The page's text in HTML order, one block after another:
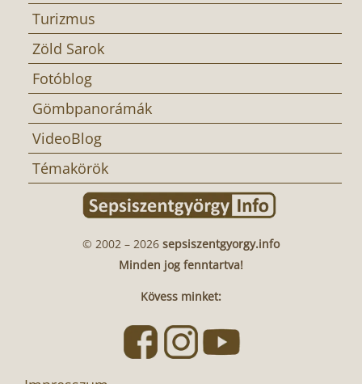
Turizmus
Zöld Sarok
Fotóblog
Gömbpanorámák
VideoBlog
Témakörök
© 2002 – 2026 sepsiszentgyorgy.info
Minden jog fenntartva!
Kövess minket: